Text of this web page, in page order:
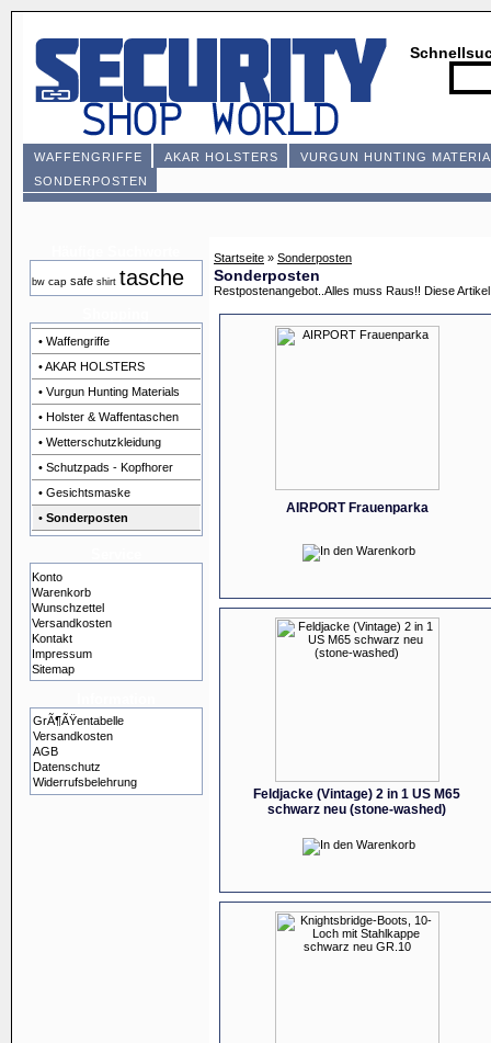
WAFFENGRIFFE AKAR HOLSTERS
VURGUN HUNTING
SONDERPOSTEN
bw cap safe shirt tasche
• Waffengriffe
• AKAR HOLSTERS
• Vurgun Hunting Materials
• Holster & Waffentaschen
• Wetterschutzkleidung
• Schutzpads - Kopfhorer
• Gesichtsmaske
• Sonderposten
Konto
Warenkorb
Wunschzettel
Versandkosten
Kontakt
Impressum
Sitemap
GrÃ¶ÃŸentabelle
Versandkosten
AGB
Datenschutz
Widerrufsbelehrung
Startseite » Sonderposten
Sonderposten
Restpostenangebot..Alles muss Raus!! Diese
AIRPORT Frauenparka
Feldjacke (Vintage) 2 in 1 US M65
schwarz neu (stone-washed)